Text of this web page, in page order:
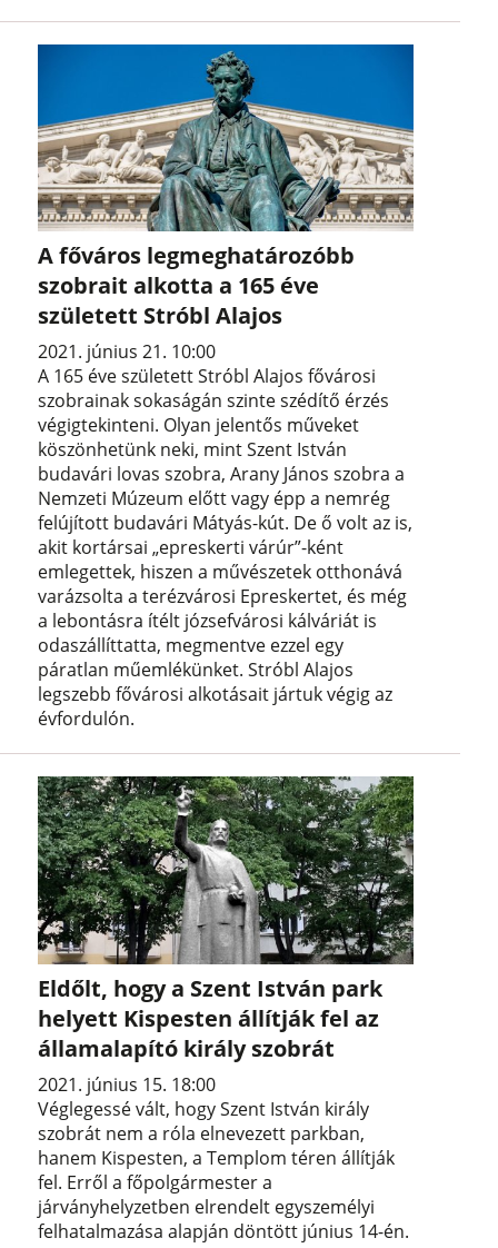
A főváros legmeghatározóbb
szobrait alkotta a 165 éve
született Stróbl Alajos
2021. június 21. 10:00
A 165 éve született Stróbl Alajos fővárosi
szobrainak sokaságán szinte szédítő érzés
végigtekinteni. Olyan jelentős műveket
köszönhetünk neki, mint Szent István
budavári lovas szobra, Arany János szobra a
Nemzeti Múzeum előtt vagy épp a nemrég
felújított budavári Mátyás-kút. De ő volt az is,
akit kortársai „epreskerti várúr”-ként
emlegettek, hiszen a művészetek otthonává
varázsolta a terézvárosi Epreskertet, és még
a lebontásra ítélt józsefvárosi kálváriát is
odaszállíttatta, megmentve ezzel egy
páratlan műemlékünket. Stróbl Alajos
legszebb fővárosi alkotásait jártuk végig az
évfordulón.
Eldőlt, hogy a Szent István park
helyett Kispesten állítják fel az
államalapító király szobrát
2021. június 15. 18:00
Véglegessé vált, hogy Szent István király
szobrát nem a róla elnevezett parkban,
hanem Kispesten, a Templom téren állítják
fel. Erről a főpolgármester a
járványhelyzetben elrendelt egyszemélyi
felhatalmazása alapján döntött június 14-én.